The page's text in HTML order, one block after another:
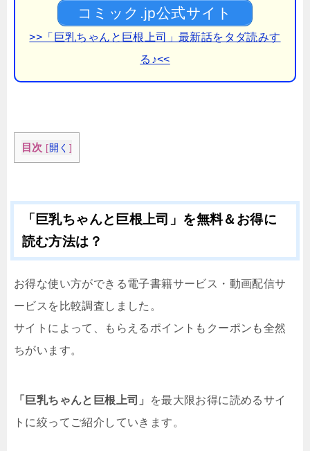
コミック.jp公式サイト
>>「巨乳ちゃんと巨根上司」最新話をタダ読みす
る♪<<
目次 [開く ]
「巨乳ちゃんと巨根上司」を無料＆お得に
読む方法は？
お得な使い方ができる電子書籍サービス・動画配信サ
ービスを比較調査しました。
サイトによって、もらえるポイントもクーポンも全然
ちがいます。
「巨乳ちゃんと巨根上司」
を最大限お得に読めるサイ
トに絞ってご紹介していきます。